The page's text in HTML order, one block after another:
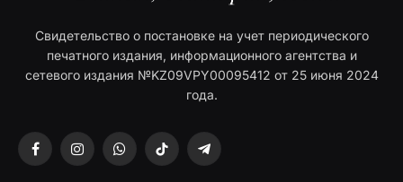
Свидетельство о постановке на учет периодического
печатного издания, информационного агентства и
сетевого издания №KZ09VPY00095412 от 25 июня 2024
года.
FacebookInstagramWhatsAppTikTok Telegram